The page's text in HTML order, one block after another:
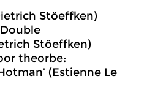
Stöeffken)
Stöeffken)
theorbe:
(Estienne Le